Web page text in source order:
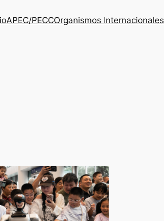
APEC/PECCOrganismos Internacionales